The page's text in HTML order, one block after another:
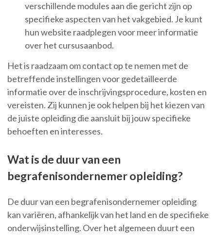
verschillende modules aan die gericht zijn op
specifieke aspecten van het vakgebied. Je kunt
hun website raadplegen voor meer informatie
over het cursusaanbod.
Het is raadzaam om contact op te nemen met de
betreffende instellingen voor gedetailleerde
informatie over de inschrijvingsprocedure, kosten en
vereisten. Zij kunnen je ook helpen bij het kiezen van
de juiste opleiding die aansluit bij jouw specifieke
behoeften en interesses.
Wat is de duur van een
begrafenisondernemer opleiding?
De duur van een begrafenisondernemer opleiding
kan variëren, afhankelijk van het land en de specifieke
onderwijsinstelling. Over het algemeen duurt een